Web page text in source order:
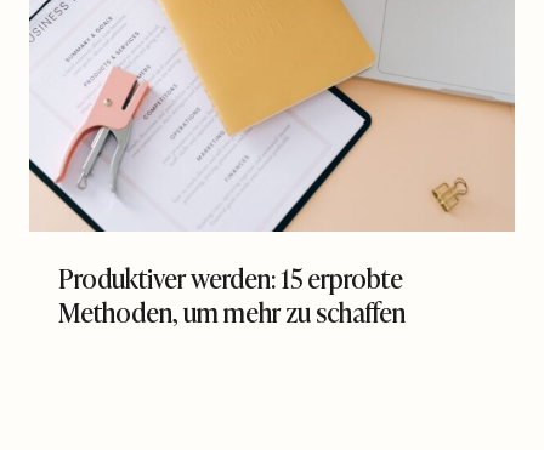
Produktiver werden: 15 erprobte
Methoden, um mehr zu schaffen